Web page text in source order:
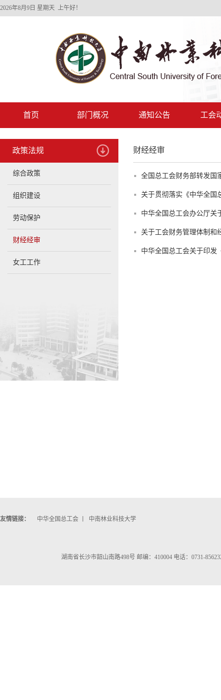
2026年8月9日 星期天 上午好！
首页 部门概况 通知公告 工会
政策法规
综合政策
组织建设
劳动保护
财经经审
女工工作
财经经审
全国总工会财务部转发国
关于贯彻落实《中华全国
中华全国总工会办公厅关
关于工会财务管理体制和
中华全国总工会关于印发
友情链接： 中华全国总工会 中南林业科技大学
湖南省长沙市韶山南路498号 邮编：410004 电话：0731-